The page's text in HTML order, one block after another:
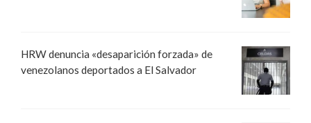
HRW denuncia «desaparición forzada» de
venezolanos deportados a El Salvador